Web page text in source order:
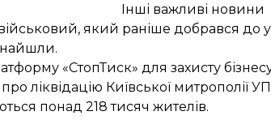
Інші важливі новини
який раніше добрався до
«СтопТиск» для захисту
про ліквідацію Київської митрополії
понад 218 тисяч жителів.